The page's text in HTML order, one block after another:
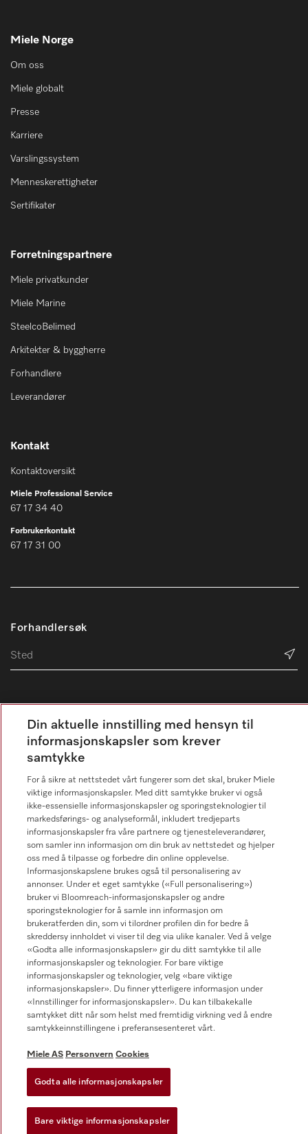
Miele Norge
Om oss
Miele globalt
Presse
Karriere
Varslingssystem
Menneskerettigheter
Sertifikater
Forretningspartnere
Miele privatkunder
Miele Marine
SteelcoBelimed
Arkitekter & byggherre
Forhandlere
Leverandører
Kontakt
Kontaktoversikt
Miele Professional Service
67 17 34 40
Forbrukerkontakt
67 17 31 00
Forhandlersøk
Følg Miele Professional
Personvern
Vilkår for bruk
Miele AS
Vilkår og betingelser
Innstillinger for informasjonskapsler
Din aktuelle innstilling med hensyn til
informasjonskapsler som krever
samtykke
For å sikre at nettstedet vårt fungerer som det skal, bruker Miele
viktige informasjonskapsler. Med ditt samtykke bruker vi også
ikke-essensielle informasjonskapsler og sporingsteknologier til
markedsførings- og analyseformål, inkludert tredjeparts
informasjonskapsler fra våre partnere og tjenesteleverandører,
som samler inn informasjon om din bruk av nettstedet og hjelper
oss med å tilpasse og forbedre din online opplevelse.
Informasjonskapslene brukes også til personalisering av
annonser. Under et eget samtykke («Full personalisering»)
bruker vi Bloomreach-informasjonskapsler og andre
sporingsteknologier for å samle inn informasjon om
brukeratferden din, som vi tilordner profilen din for bedre å
skreddersy innholdet vi viser til deg via ulike kanaler. Ved å velge
«Godta alle informasjonskapsler» gir du ditt samtykke til alle
informasjonskapsler og teknologier. For bare viktige
informasjonskapsler og teknologier, velg «bare viktige
informasjonskapsler». Du finner ytterligere informasjon under
«Innstillinger for informasjonskapsler». Du kan tilbakekalle
samtykket ditt når som helst med fremtidig virkning ved å endre
samtykkeinnstillingene i preferansesenteret vårt.
Miele AS Personvern Cookies
Godta alle informasjonskapsler
Bare viktige informasjonskapsler